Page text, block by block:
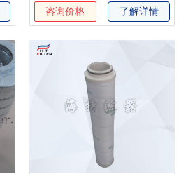
咨询价格 了解详情